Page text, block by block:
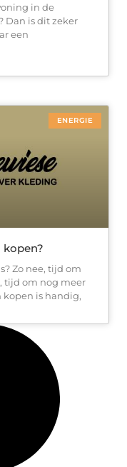
in de
Dan is dit zeker
een
ENERGIE
kopen?
Zo nee, tijd om
tijd om nog meer
kopen is handig,